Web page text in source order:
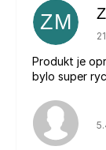
ZM
Produkt je
bylo super